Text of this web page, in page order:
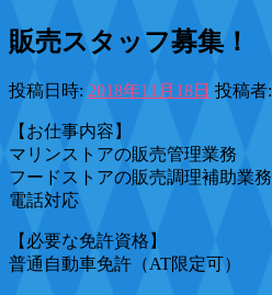
販売スタッフ募集！
投稿日時: 2018年11月18日 投稿者:
【お仕事内容】
マリンストアの販売管理業務
フードストアの販売調理補助業務
電話対応
【必要な免許資格】
普通自動車免許（AT限定可）